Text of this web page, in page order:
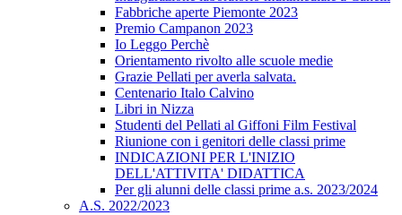
Fabbriche aperte Piemonte 2023
Premio Campanon 2023
Io Leggo Perchè
Orientamento rivolto alle scuole medie
Grazie Pellati per averla salvata.
Centenario Italo Calvino
Libri in Nizza
Studenti del Pellati al Giffoni Film Festival
Riunione con i genitori delle classi prime
INDICAZIONI PER L'INIZIO
DELL'ATTIVITA' DIDATTICA
Per gli alunni delle classi prime a.s. 2023/2024
A.S. 2022/2023